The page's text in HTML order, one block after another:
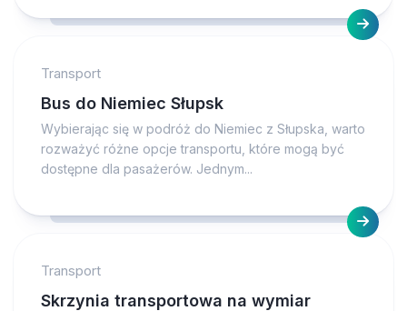
Transport
Bus do Niemiec Słupsk
Wybierając się w podróż do Niemiec z Słupska, warto
rozważyć różne opcje transportu, które mogą być
dostępne dla pasażerów. Jednym...
Transport
Skrzynia transportowa na wymiar